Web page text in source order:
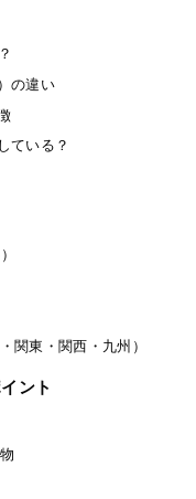
の違い
ている？
関東・関西・九州）
ント